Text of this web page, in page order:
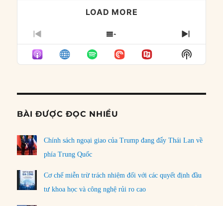
LOAD MORE
PREVIOUS
EPISODE
SHOW
EPISODES
LIST
NEXT
Show
Podcast
BÀI ĐƯỢC ĐỌC NHIỀU
Chính sách ngoại giao của Trump đang đẩy Thái Lan về
phía Trung Quốc
Cơ chế miễn trừ trách nhiệm đối với các quyết định đầu
tư khoa học và công nghệ rủi ro cao